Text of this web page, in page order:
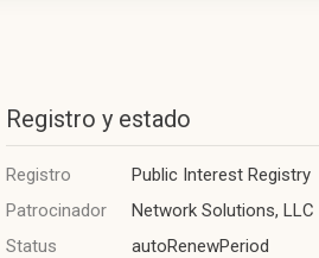
Registro y estado
Registro
Public Interest Registry
Patrocinador
Network Solutions, LLC
Status
autoRenewPeriod